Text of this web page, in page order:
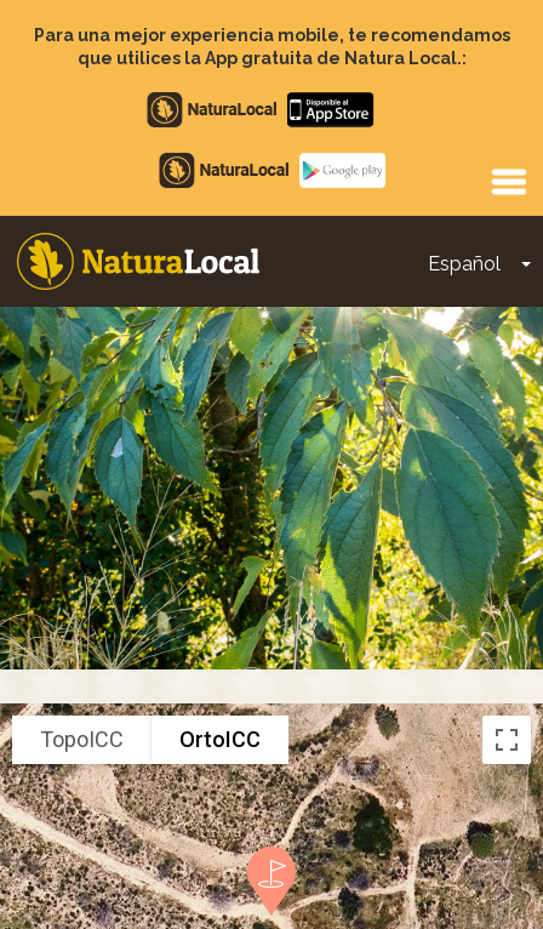
contenido
Para una mejor experiencia mobile, te recomendamos
que utilices la App gratuita de Natura Local.:
Apple
store
Google
Play
Español
Main
navigation
TopoICC OrtoICC